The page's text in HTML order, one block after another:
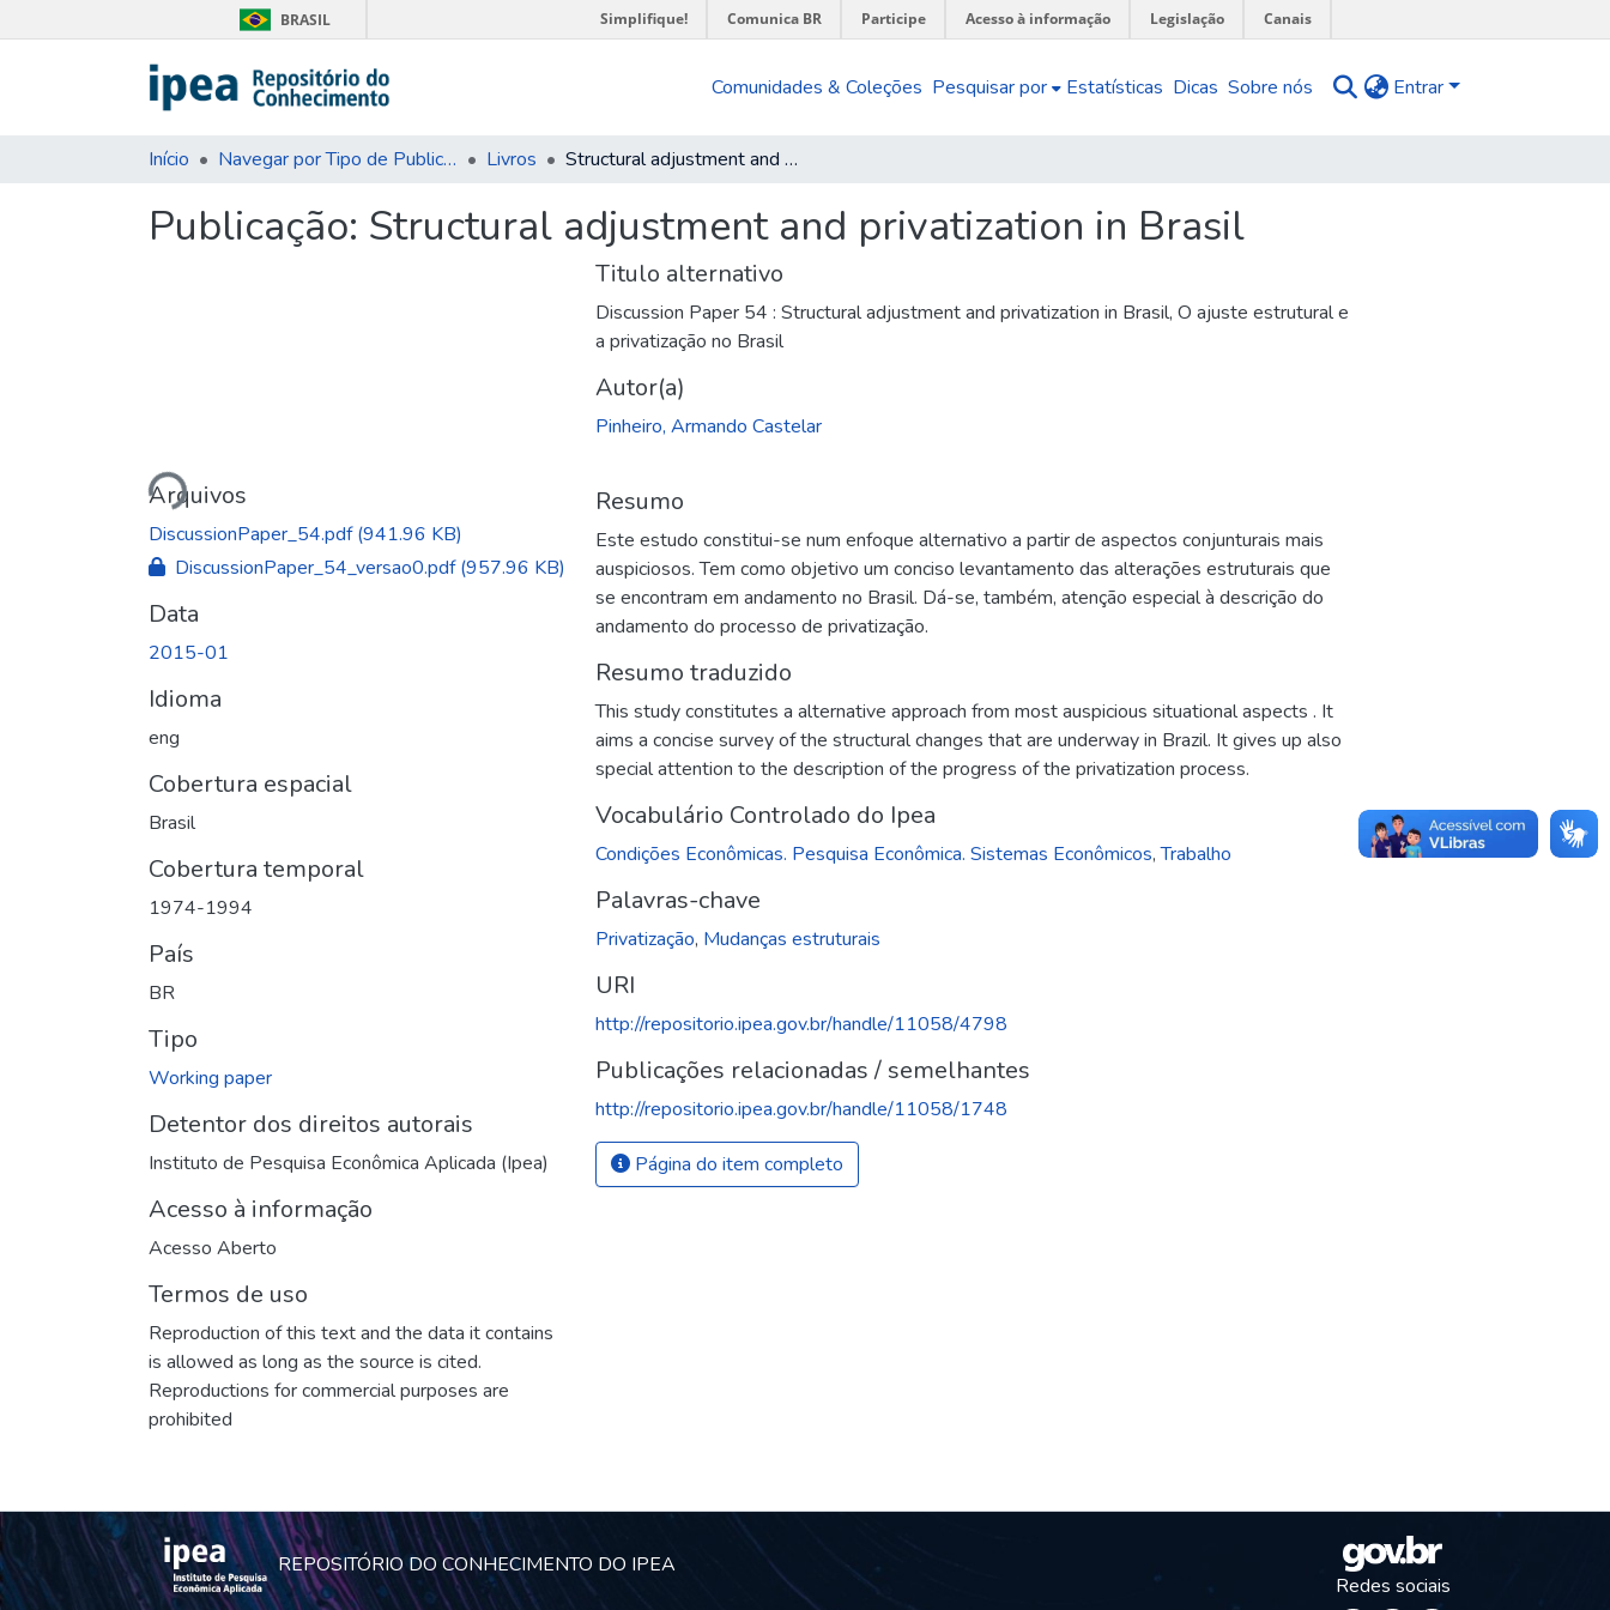
BRASIL Simplifique! Comunica BR Participe Acesso à informação Legislação Canais
Comunidades & Coleções Pesquisar por Estatísticas Dicas Sobre nós Entrar
Início Navegar por Tipo de Publicação Livros Structural adjustment and privatization in Brasil
Publicação: Structural adjustment and privatization in Brasil
Carregando...
Arquivos
DiscussionPaper_54.pdf(941.96 KB)
DiscussionPaper_54_versao0.pdf(957.96 KB)
Data
2015-01
Idioma
eng
Cobertura espacial
Brasil
Cobertura temporal
1974-1994
País
BR
Tipo
Working paper
Detentor dos direitos autorais
Instituto de Pesquisa Econômica Aplicada (Ipea)
Acesso à informação
Acesso Aberto
Termos de uso
Reproduction of this text and the data it contains
is allowed as long as the source is cited.
Reproductions for commercial purposes are
prohibited
Titulo alternativo
Discussion Paper 54 : Structural adjustment and privatization in Brasil,O ajuste estrutural e
a privatização no Brasil
Autor(a)
Pinheiro, Armando Castelar
Resumo
Este estudo constitui-se num enfoque alternativo a partir de aspectos conjunturais mais
auspiciosos. Tem como objetivo um conciso levantamento das alterações estruturais que
se encontram em andamento no Brasil. Dá-se, também, atenção especial à descrição do
andamento do processo de privatização.
Resumo traduzido
This study constitutes a alternative approach from most auspicious situational aspects . It
aims a concise survey of the structural changes that are underway in Brazil. It gives up also
special attention to the description of the progress of the privatization process.
Vocabulário Controlado do Ipea
Condições Econômicas. Pesquisa Econômica. Sistemas Econômicos,Trabalho
Palavras-chave
Privatização, Mudanças estruturais
URI
http://repositorio.ipea.gov.br/handle/11058/4798
Publicações relacionadas / semelhantes
http://repositorio.ipea.gov.br/handle/11058/1748
Página do item completo
REPOSITÓRIO DO CONHECIMENTO DO IPEA
Redes sociais